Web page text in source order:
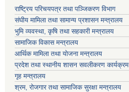
राष्ट्रिय परिचयपत्र तथा पञ्जिकरण विभाग
संघीय मामिला तथा सामान्य प्रशासन मन्त्रालय
भुमि व्यवस्था, कृषि तथा सहकारी मन्त्रालय
सामाजिक विकास मन्त्रालय
आर्थिक मामिला तथा याेजना मन्त्रालय
प्रदेश तथा स्थानीय शासन सवलीकरण कार्यक्रम
गृह मन्त्रालय
श्रम, रोजगार तथा सामाजिक सुरक्षा मन्त्रालय